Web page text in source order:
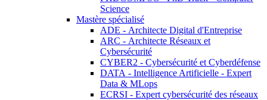
Science
Mastère spécialisé
ADE - Architecte Digital d'Entreprise
ARC - Architecte Réseaux et
Cybersécurité
CYBER2 - Cybersécurité et Cyberdéfense
DATA - Intelligence Artificielle - Expert
Data & MLops
ECRSI - Expert cybersécurité des réseaux